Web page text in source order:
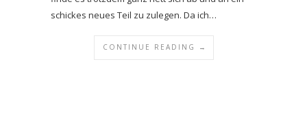
schickes neues Teil zu zulegen. Da ich…
CONTINUE READING →